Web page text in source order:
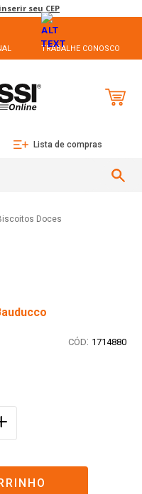
seu CEP
TRABALHE CONOSCO
Lista de compras
Doces
: 1714880